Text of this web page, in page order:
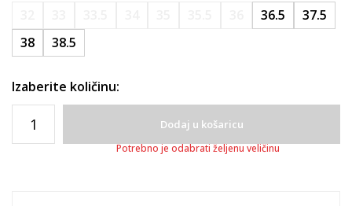
36.5
37.5
38
38.5
Izaberite količinu:
Dodaj u košaricu
Potrebno je odabrati željenu veličinu